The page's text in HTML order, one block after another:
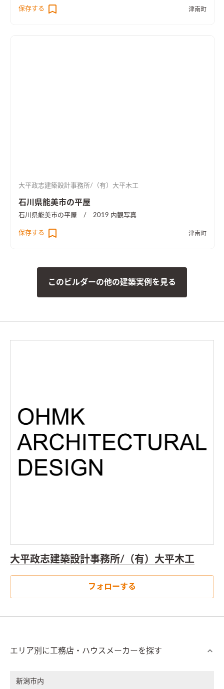
保存する 津南町
大平政志建築設計事務所/（有）大平木工
石川県能美市の平屋
石川県能美市の平屋 / 2019 内観写真
保存する 津南町
このビルダーの他の建築実例を見る
大平政志建築設計事務所/（有）大平木工
フォローする
エリア別に工務店・ハウスメーカーを探す
新潟市内